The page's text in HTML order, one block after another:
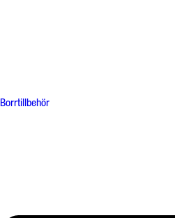
Borrtillbehör